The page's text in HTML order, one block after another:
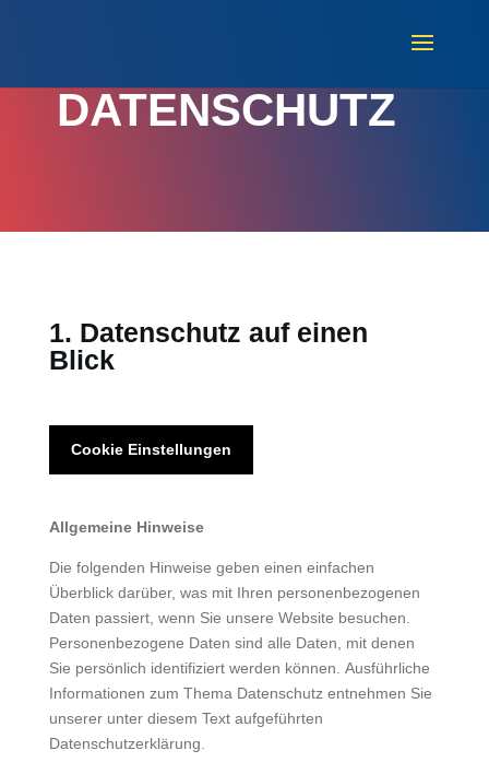
DATENSCHUTZ
1. Datenschutz auf einen
Blick
Cookie Einstellungen
Allgemeine Hinweise
Die folgenden Hinweise geben einen einfachen
Überblick darüber, was mit Ihren personenbezogenen
Daten passiert, wenn Sie unsere Website besuchen.
Personenbezogene Daten sind alle Daten, mit denen
Sie persönlich identifiziert werden können. Ausführliche
Informationen zum Thema Datenschutz entnehmen Sie
unserer unter diesem Text aufgeführten
Datenschutzerklärung.